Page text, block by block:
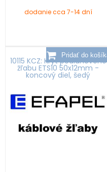
dodanie cca 7-14 dní
10115 KCZ: Kryt podlahového
žľabu ETS10 50x12mm -
koncový diel, šedý